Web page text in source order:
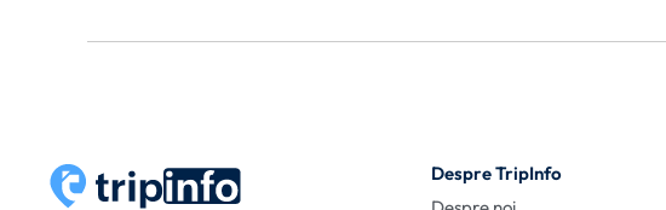
Despre TripInfo